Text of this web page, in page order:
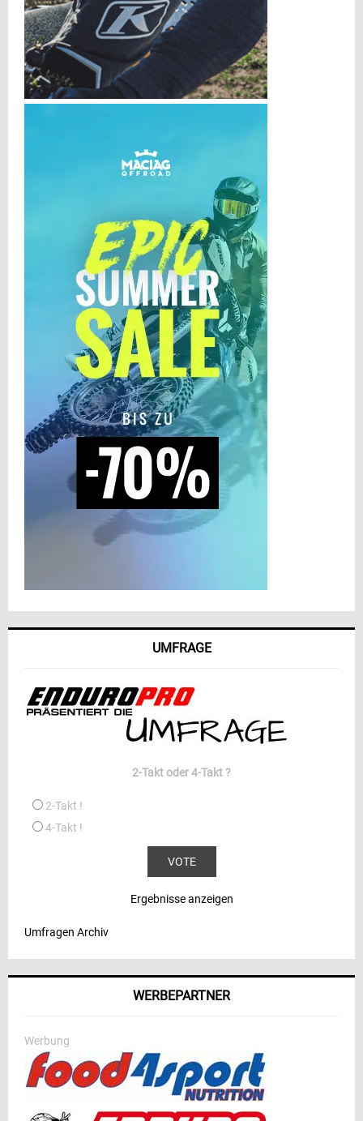
UMFRAGE
2-Takt oder 4-Takt ?
2-Takt !
4-Takt !
Ergebnisse anzeigen
Umfragen Archiv
WERBEPARTNER
Werbung